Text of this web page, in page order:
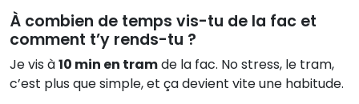
À combien de temps vis-tu de la fac et
comment t’y rends-tu ?
Je vis à10 min en tramde la fac. No stress, le tram,
c’est plus que simple, et ça devient vite une habitude.